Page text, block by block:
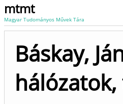
mtmt
Magyar Tudományos Művek Tára
Báskay,